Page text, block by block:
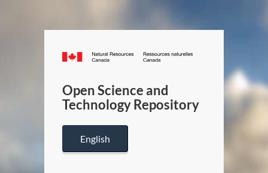
Canada.ca
/
Canada
Open Science and
Technology Repository
English